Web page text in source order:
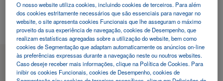
EFPIA TRANSPARENCY CODE
MENU
O nosso website utiliza cookies, incluindo cookies de terceiros. Para além
dos cookies estritamente necessários que são essenciais para navegar no
website, o site apresenta cookies Funcionais que lhe asseguram o máximo
proveito da sua experiência de navegação, cookies de Desempenho, que
realizam estatísticas agregadas sobre a utilização do website, bem como
cookies de Segmentação que adaptam automaticamente os anúncios on-line
às preferências expressas durante a navegação neste ou noutros websites.
Caso deseje receber mais informações, clique na Política de Cookies. Para
inibir os cookies Funcionais, cookies de Desempenho, cookies de